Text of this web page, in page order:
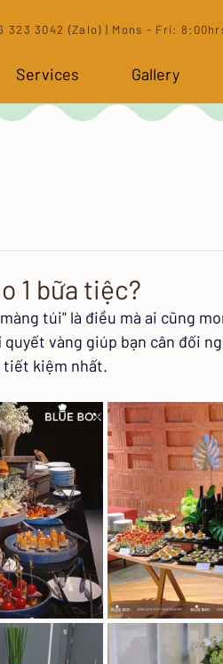
3042 (Zalo) | Mons - Fri:
Services Gallery
1 bữa tiệc?
túi" là điều mà ai cũng
vàng giúp bạn cân đối
tiết kiệm nhất.